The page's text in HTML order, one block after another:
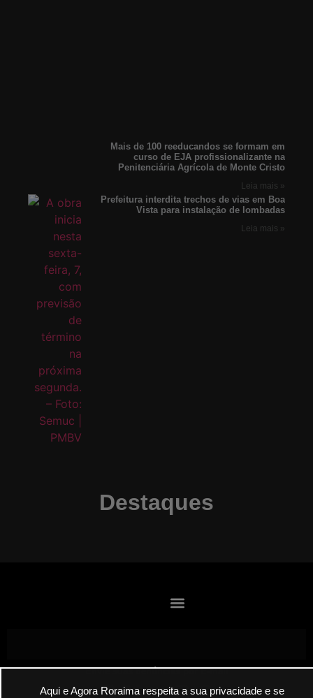
Aqui e Agora Roraima respeita a sua privacidade e se
Destaques
Mais de 100 reeducandos se formam em
curso de EJA profissionalizante na
Penitenciária Agrícola de Monte Cristo
Leia mais »
Prefeitura interdita trechos de vias em Boa
Vista para instalação de lombadas
Leia mais »
Envie suas denúncias por E-mail